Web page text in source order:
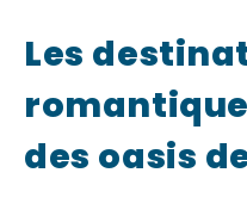
Les
des oasis